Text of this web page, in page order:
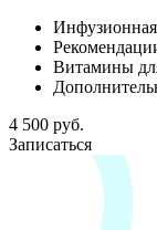
Инфузионная
Витамины
4 500 руб.
Записаться